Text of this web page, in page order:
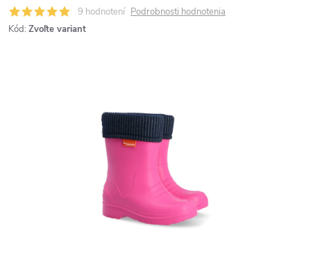
9 hodnotení Podrobnosti hodnotenia
Kód: Zvoľte variant